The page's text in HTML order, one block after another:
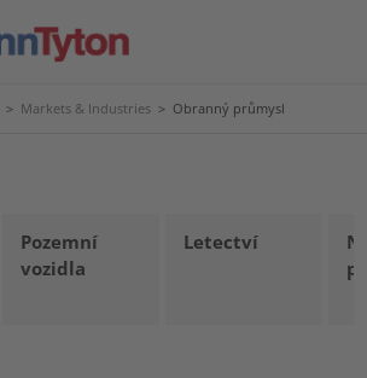
> Markets & Industries > Obranný průmysl
Pozemní
vozidla
Letectví